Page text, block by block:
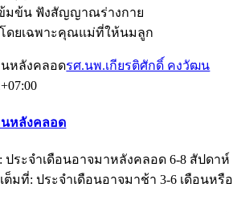
มข้น ฟังสัญญาณร่างกาย
ดยเฉพาะคุณแม่ที่ให้นมลูก
นหลังคลอดรศ.นพ.เกียรติศักดิ์ คงวัฒน
นหลังคลอด
ระจำเดือนอาจมาหลังคลอด 6-8 สัปดาห์
มที่: ประจำเดือนอาจมาช้า 3-6 เดือนหรือ